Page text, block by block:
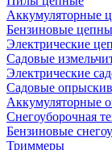
Аккумуляторные
Бензиновые
Электрические
Садовые
Электрические
Садовые
Аккумуляторные
Снегоуборочная
Бензиновые
Триммеры